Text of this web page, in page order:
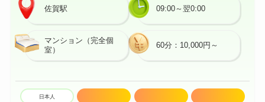
佐賀駅 09:00～翌0:00
マンション（完全個
室）
60分：10,000円～
日本人